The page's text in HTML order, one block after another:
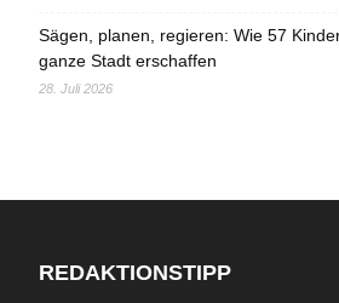
Sägen, planen, regieren: Wie 57
ganze Stadt erschaffen
28. Juli 2026
REDAKTIONSTIPP